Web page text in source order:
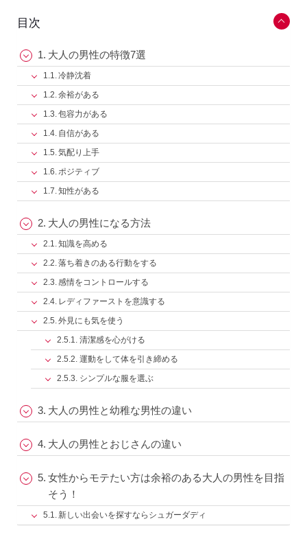
目次
大人の男性の特徴7選
冷静沈着
余裕がある
包容力がある
自信がある
気配り上手
ポジティブ
知性がある
大人の男性になる方法
知識を高める
落ち着きのある行動をする
感情をコントロールする
レディファーストを意識する
外見にも気を使う
清潔感を心がける
運動をして体を引き締める
シンプルな服を選ぶ
大人の男性と幼稚な男性の違い
大人の男性とおじさんの違い
女性からモテたい方は余裕のある大人の男性を目指
そう！
新しい出会いを探すならシュガーダディ